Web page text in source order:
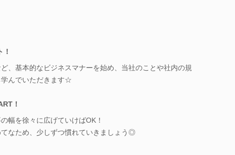
、基本的なビジネスマナーを始め、当社のことや社内の規
んでいただきます☆
！
幅を徐々に広げていけばOK！
なため、少しずつ慣れていきましょう◎